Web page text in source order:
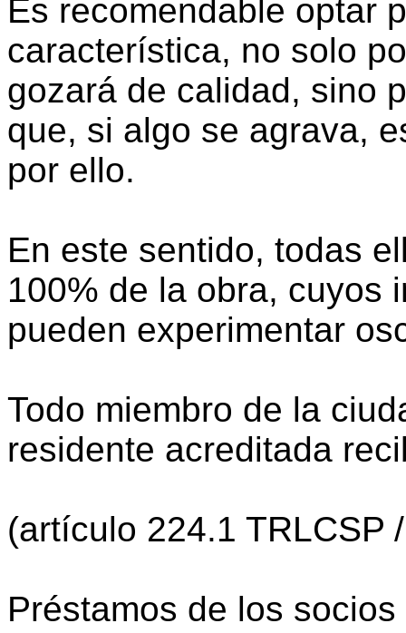
Es recomendable optar
característica, no solo
gozará de calidad, sino
que, si algo se agrava,
por ello.
En este sentido, todas
100% de la obra, cuyos
pueden experimentar
Todo miembro de la
residente acreditada
(artículo 224.1 TRLCSP
Préstamos de los